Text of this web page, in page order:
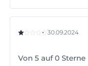
30.09.2024
Von 5 auf 0 Sterne